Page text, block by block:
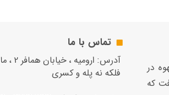
در
كه
تماس با ما
آدرس: ارومیه
فلكه نه پله و کسری